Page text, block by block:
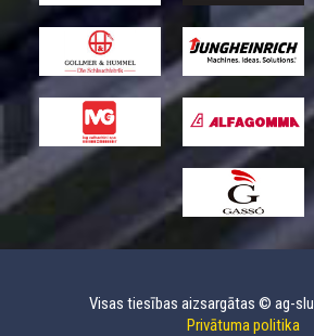
Visas tiesības aizsargātas © ag-
Privātuma politika